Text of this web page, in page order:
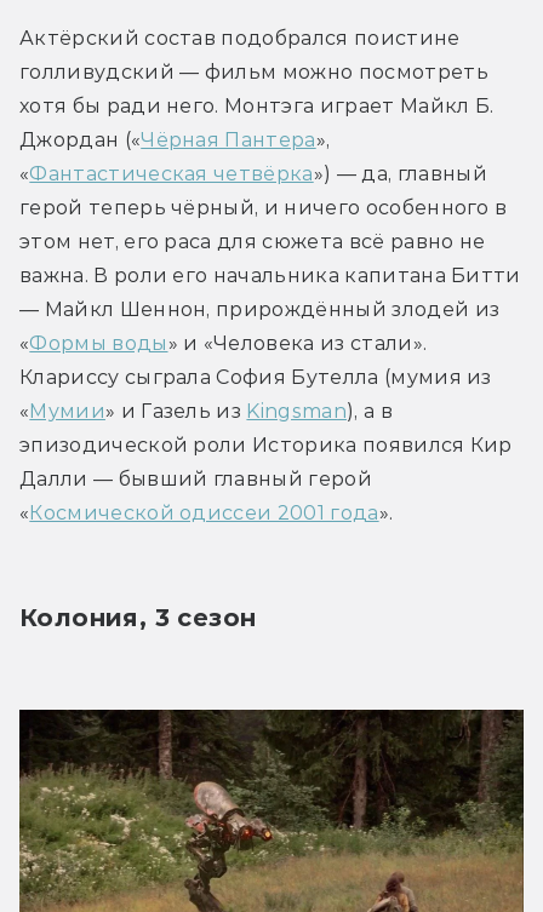
Актёрский состав подобрался поистине
голливудский — фильм можно посмотреть
хотя бы ради него. Монтэга играет Майкл Б.
Джордан («Чёрная Пантера»,
«Фантастическая четвёрка») — да, главный
герой теперь чёрный, и ничего особенного в
этом нет, его раса для сюжета всё равно не
важна. В роли его начальника капитана Битти
— Майкл Шеннон, прирождённый злодей из
«Формы воды » и «Человека из стали».
Клариссу сыграла София Бутелла (мумия из
« Мумии» и Газель из Kingsman), а в
эпизодической роли Историка появился Кир
Далли — бывший главный герой
« Космической одиссеи 2001 года».
Колония, 3 сезон